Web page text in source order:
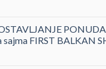
FIRST BALKAN